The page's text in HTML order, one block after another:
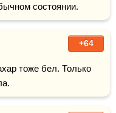
состоянии.
+64